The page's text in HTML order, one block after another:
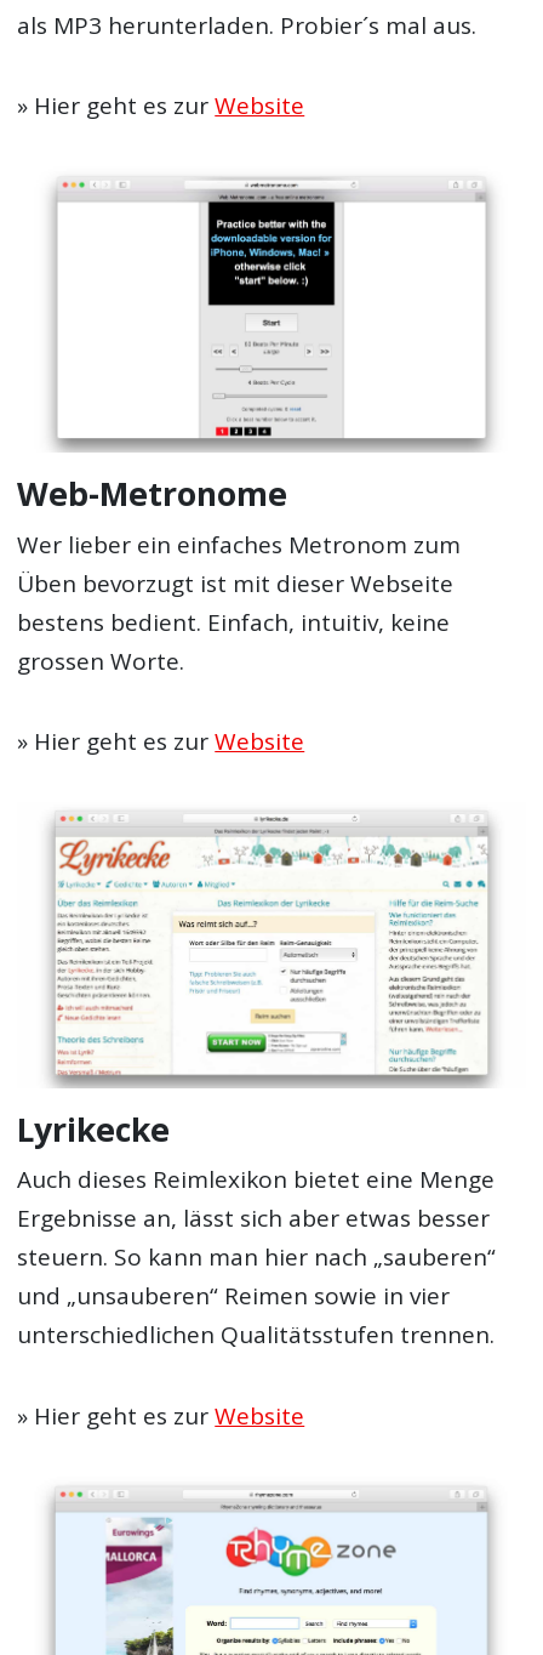
als MP3 herunterladen. Probier´s mal aus.
» Hier geht es zurWebsite
Web-Metronome
Wer lieber ein einfaches Metronom zum
Üben bevorzugt ist mit dieser Webseite
bestens bedient. Einfach, intuitiv, keine
grossen Worte.
» Hier geht es zurWebsite
Lyrikecke
Auch dieses Reimlexikon bietet eine Menge
Ergebnisse an, lässt sich aber etwas besser
steuern. So kann man hier nach „sauberen“
und „unsauberen“ Reimen sowie in vier
unterschiedlichen Qualitätsstufen trennen.
» Hier geht es zurWebsite